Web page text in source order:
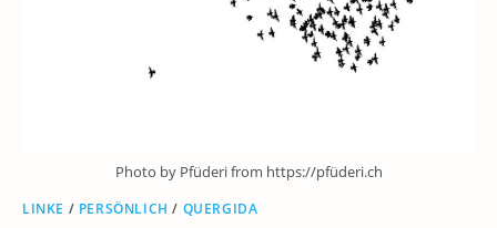
Photo by Pfüderi from https://pfüderi.ch
LINKE / PERSÖNLICH / QUERGIDA